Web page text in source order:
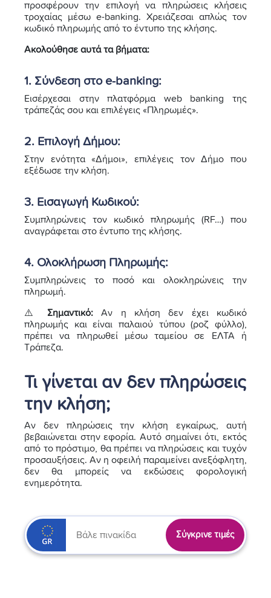
προσφέρουν την επιλογή να πληρώσεις κλήσεις
τροχαίας μέσω e-banking. Χρειάζεσαι απλώς τον
κωδικό πληρωμής από το έντυπο της κλήσης.
Ακολούθησε αυτά τα βήματα:
1. Σύνδεση στο e-banking:
Εισέρχεσαι στην πλατφόρμα web banking της
τράπεζάς σου και επιλέγεις «Πληρωμές».
2. Επιλογή Δήμου:
Στην ενότητα «Δήμοι», επιλέγεις τον Δήμο που
εξέδωσε την κλήση.
3. Εισαγωγή Κωδικού:
Συμπληρώνεις τον κωδικό πληρωμής (RF…) που
αναγράφεται στο έντυπο της κλήσης.
4. Ολοκλήρωση Πληρωμής:
Συμπληρώνεις το ποσό και ολοκληρώνεις την
πληρωμή.
⚠️ Σημαντικό:Αν η κλήση δεν έχει κωδικό
πληρωμής και είναι παλαιού τύπου (ροζ φύλλο),
πρέπει να πληρωθεί μέσω ταμείου σε ΕΛΤΑ ή
Τράπεζα.
Τι γίνεται αν δεν πληρώσεις
την κλήση;
Αν δεν πληρώσεις την κλήση εγκαίρως, αυτή
βεβαιώνεται στην εφορία. Αυτό σημαίνει ότι, εκτός
από το πρόστιμο, θα πρέπει να πληρώσεις και τυχόν
προσαυξήσεις. Αν η οφειλή παραμείνει ανεξόφλητη,
δεν θα μπορείς να εκδώσεις φορολογική
ενημερότητα.
Σύγκρινε τιμές